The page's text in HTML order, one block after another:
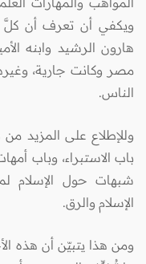
ويكفي أن تعرف أن كلَّ
هارون الرشيد وابنه
مصر وكانت جارية،
الناس.
وللإطلاع على المزيد
باب الاستبراء، وباب
شبهات حول الإسلام
الإسلام والرق.
ومن هذا يتبيّن أن هذه